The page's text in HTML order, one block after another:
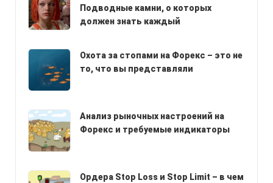
Подводные камни, о которых
должен знать каждый
Охота за стопами на Форекс – это не
то, что вы представляли
Анализ рыночных настроений на
Форекс и требуемые индикаторы
Ордера Stop Loss и Stop Limit – в чем